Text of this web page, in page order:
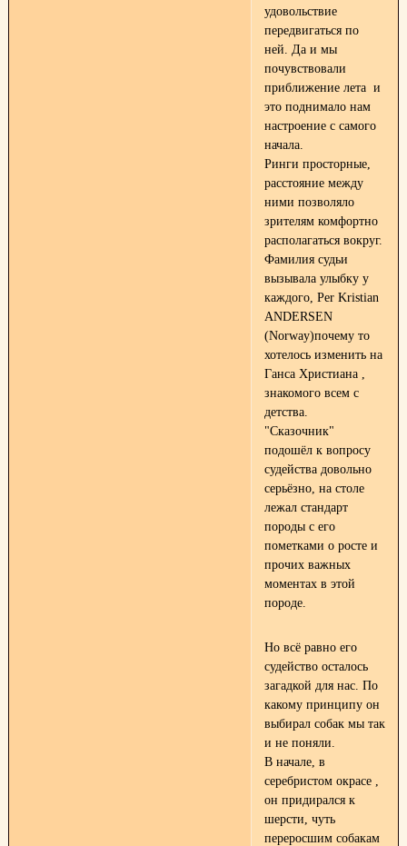
удовольствие
передвигаться по
ней. Да и мы
почувствовали
приближение лета и
это поднимало нам
настроение с самого
начала.
Ринги просторные,
расстояние между
ними позволяло
зрителям комфортно
располагаться вокруг.
Фамилия судьи
вызывала улыбку у
каждого, Per Kristian
ANDERSEN
(Norway)почему то
хотелось изменить на
Ганса Христиана ,
знакомого всем с
детства.
"Сказочник"
подошёл к вопросу
судейства довольно
серьёзно, на столе
лежал стандарт
породы с его
пометками о росте и
прочих важных
моментах в этой
породе.
Но всё равно его
судейство осталось
загадкой для нас. По
какому принципу он
выбирал собак мы так
и не поняли.
В начале, в
серебристом окрасе ,
он придирался к
шерсти, чуть
переросшим собакам